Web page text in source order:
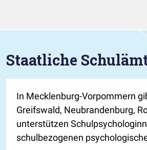
Staatliche
In Mecklenburg-Vorpommern
Greifswald, Neubrandenburg,
unterstützen
schulbezogenen